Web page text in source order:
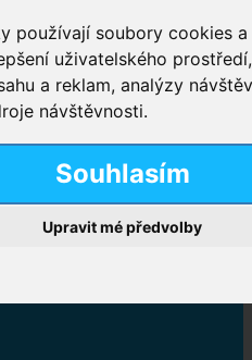
používají soubory cookies
uživatelského
a reklam, analýzy
návštěvnosti.
Souhlasím
Upravit mé předvolby
kalhotky
navlékací,Plenkové kalhotky
kalhotky dámské
vložky